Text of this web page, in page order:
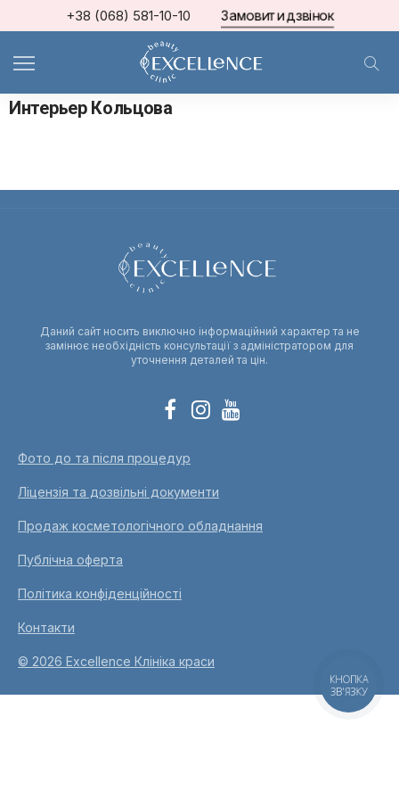
+38 (068) 581-10-10 Замовити дзвінок
Фото до та після процедур
Интерьер Кольцова
Даний сайт носить виключно інформаційний характер та не
замінює необхідність консультації з адміністратором для
уточнення деталей та цін.
Фото до та після процедур
Ліцензія та дозвільні документи
Продаж косметологічного обладнання
Публічна оферта
Політика конфіденційності
Контакти
© 2026 Excellence Клініка краси
КНОПКА
ЗВ'ЯЗКУ